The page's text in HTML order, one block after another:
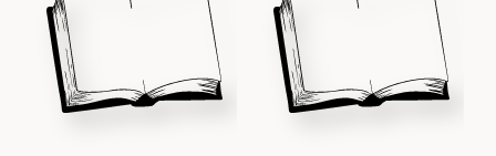
ai
preferiti
ai